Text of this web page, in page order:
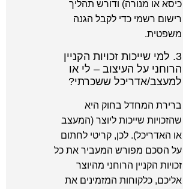
כיסא או מנורה) ודורש תהליך
רישום רשמי כדי לקבל הגנה
משפטית.
3. למי שייכות זכויות הקניין
הרוחני על העיצוב – לי או
למעצב/אדריכל ששכרתי?
ברירת המחדל בחוק היא
שהזכויות שייכות ליוצר (המעצב
או האדריכל). לכן, קריטי לחתום
על הסכם מפורש המעביר את כל
זכויות הקניין הרוחני מהיוצר
אליכם, כלקוחות המזמינים את